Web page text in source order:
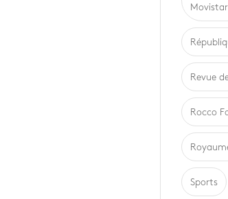
Movistar
Revue
Rocco
Sports